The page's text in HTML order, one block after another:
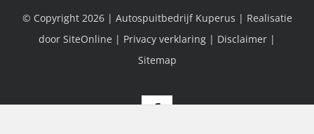
© Copyright 2026 | Autospuitbedrijf Kuperus | Realisatie
door SiteOnline | Privacy verklaring | Disclaimer |
Sitemap